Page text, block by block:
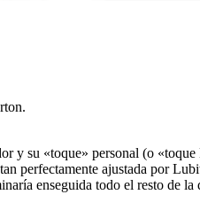
y su «toque» personal (o
perfectamente ajustada por
enseguida todo el resto de